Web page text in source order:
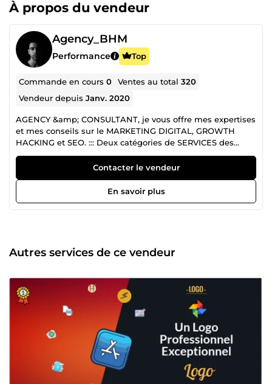
À propos du vendeur
Agency_BHM
Performance Top
Commande en cours0 Ventes au total320
Vendeur depuisJanv. 2020
AGENCY &amp; CONSULTANT, je vous offre mes expertises
et mes conseils sur le MARKETING DIGITAL, GROWTH
HACKING et SEO. ::: Deux catégories de SERVICES des
FORMATIONS &amp; PRESTATION DE SERVICES en
entreprise, site ou compte de réseaux social, je suis là pour
votre BRANDING essentiel en 2026. FORMATIONS : Je vous
mental de GAGNANT et PASSER A L'ACTION... ✔️ AGENCY
&amp; CONSULTANT BHM
Contacter le vendeur
En savoir plus
Autres services de ce vendeur